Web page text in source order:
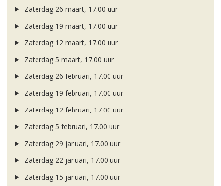
Zaterdag 26 maart, 17.00 uur
Zaterdag 19 maart, 17.00 uur
Zaterdag 12 maart, 17.00 uur
Zaterdag 5 maart, 17.00 uur
Zaterdag 26 februari, 17.00 uur
Zaterdag 19 februari, 17.00 uur
Zaterdag 12 februari, 17.00 uur
Zaterdag 5 februari, 17.00 uur
Zaterdag 29 januari, 17.00 uur
Zaterdag 22 januari, 17.00 uur
Zaterdag 15 januari, 17.00 uur